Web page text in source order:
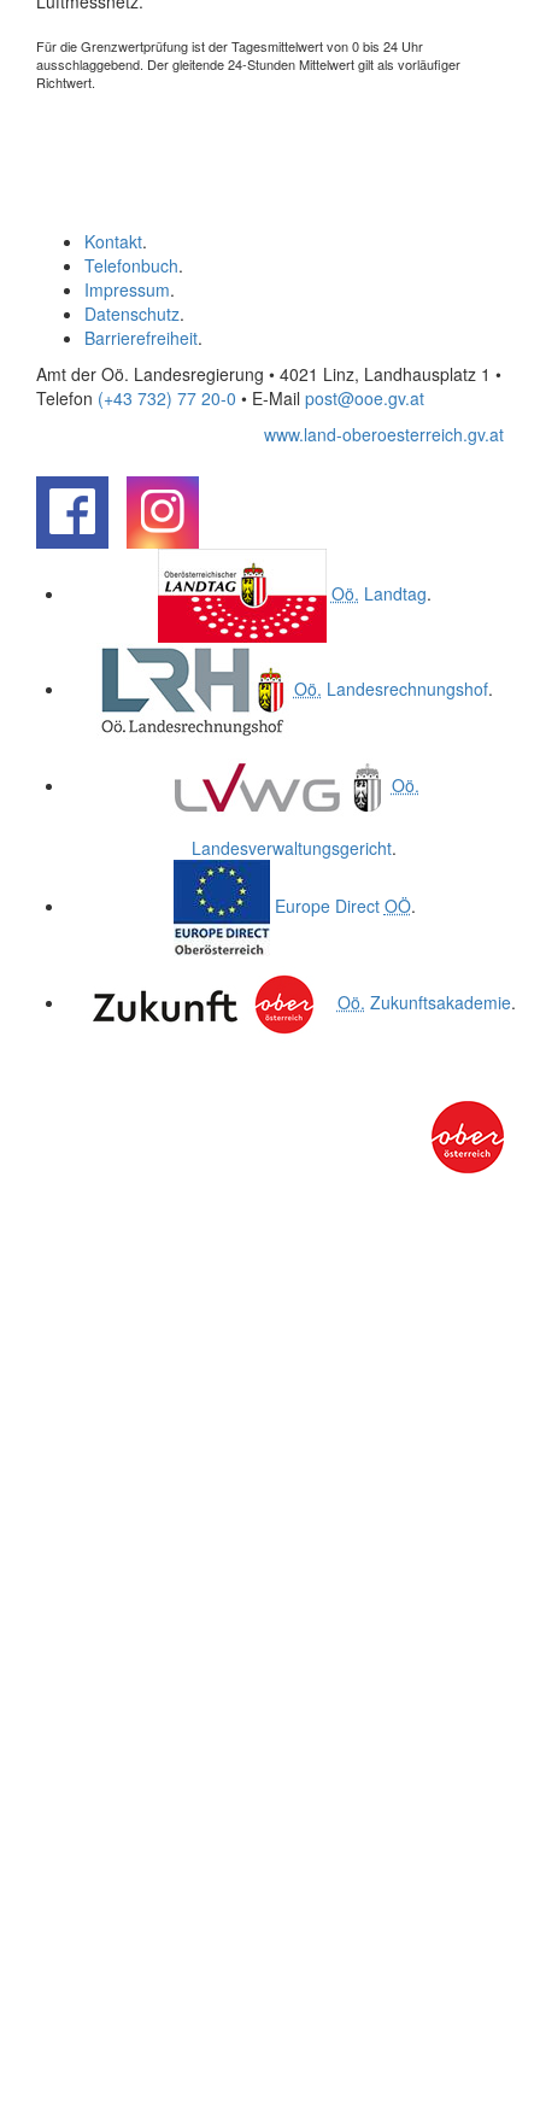
Für die Grenzwertprüfung ist der Tagesmittelwert von 0 bis 24 Uhr
ausschlaggebend. Der gleitende 24-Stunden Mittelwert gilt als vorläufiger
Richtwert.
Kontakt.
Telefonbuch.
Impressum.
Datenschutz.
Barrierefreiheit.
Amt der Oö. Landesregierung • 4021 Linz, Landhausplatz 1 •
Telefon (+43 732) 77 20-0 • E-Mail post@ooe.gv.at
www.land-oberoesterreich.gv.at
Oö. Landtag.
Oö. Landesrechnungshof.
Oö.
Landesverwaltungsgericht.
Europe Direct OÖ.
Oö. Zukunftsakademie.